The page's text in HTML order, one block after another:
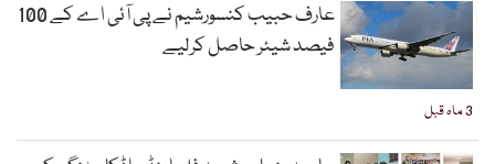
3 ماہ قبل
عارف حبیب کنسورشیم نے پی آئی اے کے 100
فیصد شیئر حاصل کرلیے